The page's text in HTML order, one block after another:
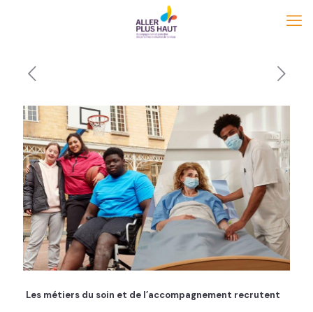
Les métiers du soin et de l’accompagnement recrutent